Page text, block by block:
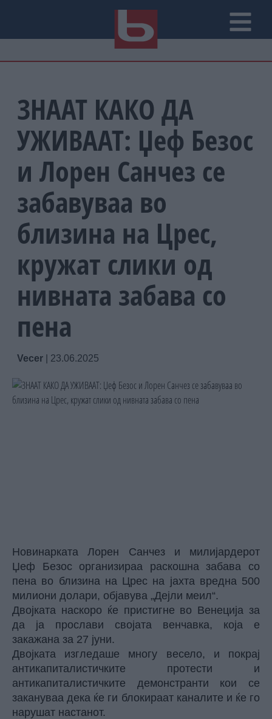
ЗНААТ КАКО ДА
УЖИВААТ: Џеф Безос
и Лорен Санчез се
забавуваа во
близина на Црес,
кружат слики од
нивната забава со
пена
Vecer 23.06.2025
Новинарката Лорен Санчез и милијардерот
Џеф Безос организираа раскошна забава со
пена во близина на Црес на јахта вредна 500
милиони долари, објавува „Дејли меил“.
Двојката наскоро ќе пристигне во Венеција за
да ја прослави својата венчавка, која е
закажана за 27 јуни.
Двојката изгледаше многу весело, и покрај
антикапиталистичките протести и
антикапиталистичките демонстранти кои се
закануваа дека ќе ги блокираат каналите и ќе го
нарушат настанот.